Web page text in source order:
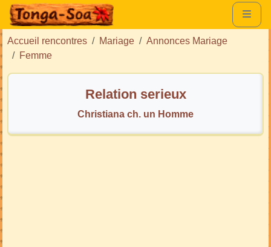
Accueil rencontres Mariage
Annonces Mariage
Femme
Relation serieux
Christiana ch. un Homme